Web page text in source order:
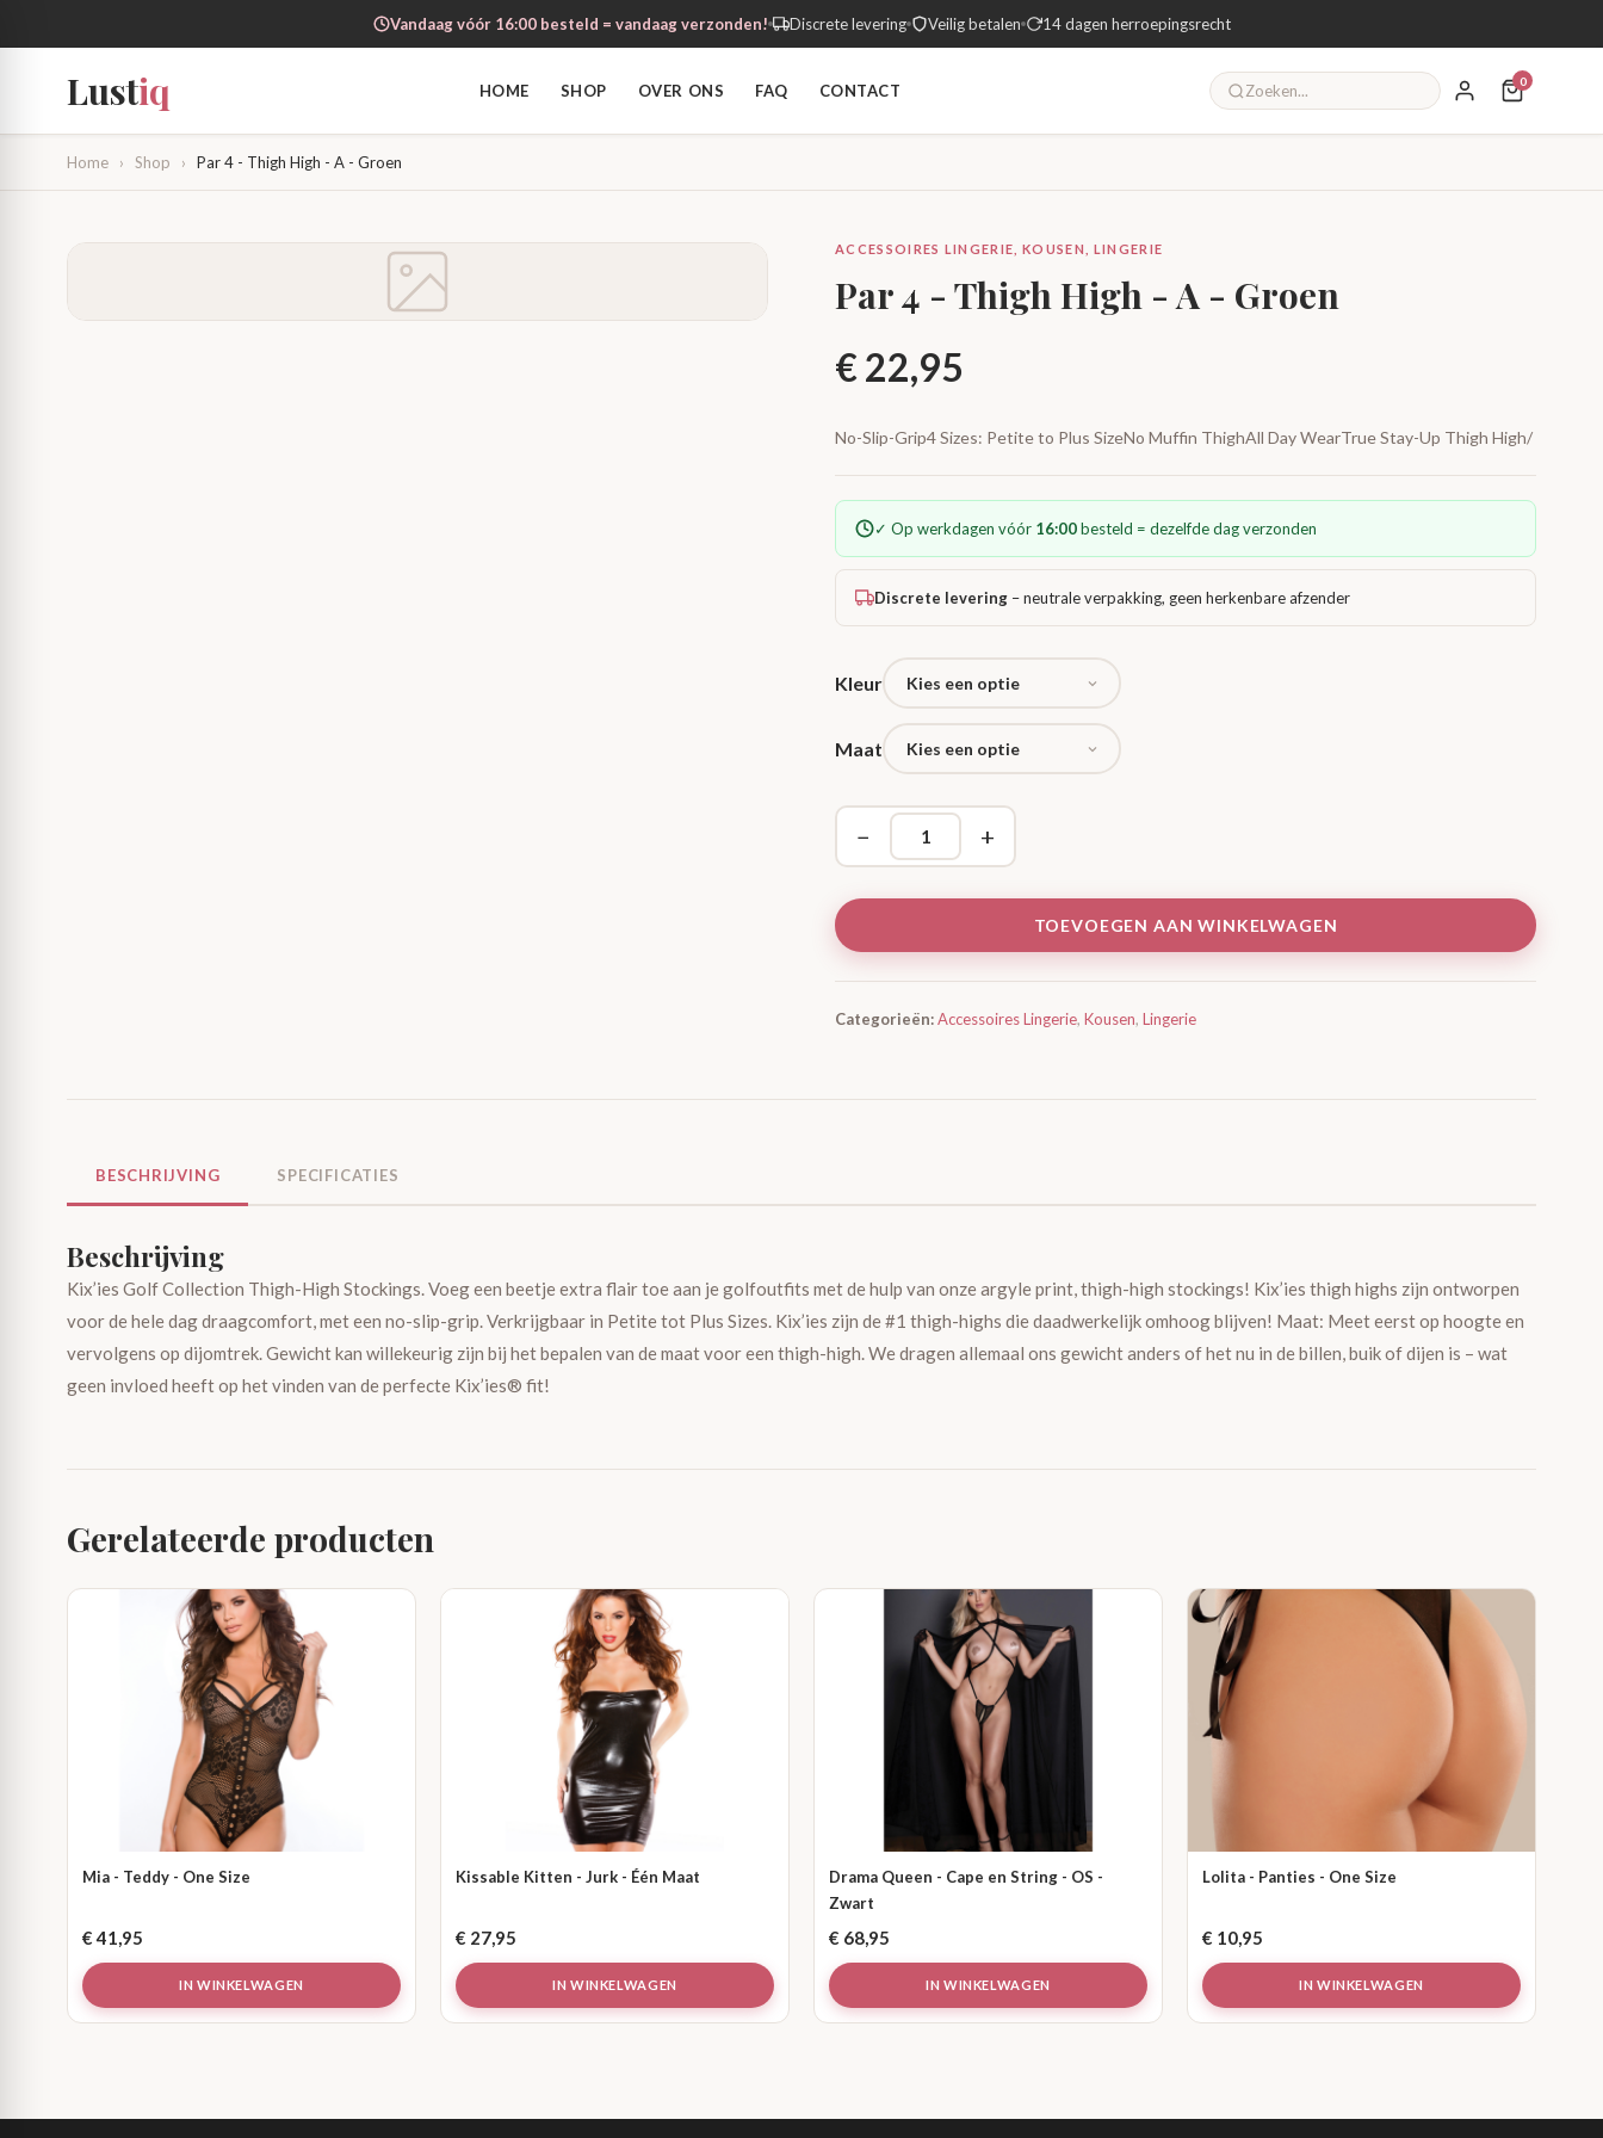
Vandaag vóór 16:00 besteld = vandaag verzonden! Discrete levering Veilig betalen 14 dagen herroepingsrecht
Lustiq HOME SHOP OVER ONS FAQ CONTACT
0
Home › Shop › Par 4 - Thigh High - A - Groen
ACCESSOIRES LINGERIE, KOUSEN, LINGERIE
Par 4 - Thigh High - A - Groen
€22,95
No-Slip-Grip4 Sizes: Petite to Plus SizeNo Muffin ThighAll Day WearTrue Stay-Up Thigh High/
✓ Op werkdagen vóór 16:00besteld = dezelfde dag verzonden
Discrete levering – neutrale verpakking, geen herkenbare afzender
Kleur
Maat
− +
TOEVOEGEN AAN WINKELWAGEN
Categorieën:Accessoires Lingerie, Kousen, Lingerie
BESCHRIJVING SPECIFICATIES
Beschrijving
Kix’ies Golf Collection Thigh-High Stockings. Voeg een beetje extra flair toe aan je golfoutfits met de hulp van onze argyle print, thigh-high stockings! Kix’ies thigh highs zijn ontworpen
voor de hele dag draagcomfort, met een no-slip-grip. Verkrijgbaar in Petite tot Plus Sizes. Kix’ies zijn de #1 thigh-highs die daadwerkelijk omhoog blijven! Maat: Meet eerst op hoogte en
vervolgens op dijomtrek. Gewicht kan willekeurig zijn bij het bepalen van de maat voor een thigh-high. We dragen allemaal ons gewicht anders of het nu in de billen, buik of dijen is – wat
geen invloed heeft op het vinden van de perfecte Kix’ies® fit!
Gerelateerde producten
Mia - Teddy - One Size
€41,95
IN WINKELWAGEN
Kissable Kitten - Jurk - Één Maat
€ 27,95
IN WINKELWAGEN
Drama Queen - Cape en String - OS -
Zwart
€ 68,95
IN WINKELWAGEN
Lolita - Panties - One Size
€ 10,95
IN WINKELWAGEN